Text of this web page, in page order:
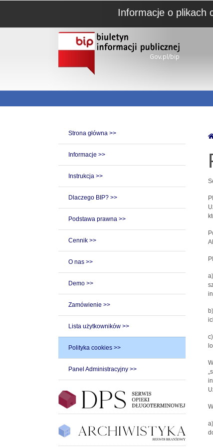
Strona główna >>
Informacje >>
Instrukcja >>
Dlaczego BIP? >>
Podstawa prawna >>
Cennik >>
O nas >>
Demo >>
Zamówienie >>
Lista użytkowników >>
Polityka cookies >>
Panel Administracyjny >>
Informacje o plikach